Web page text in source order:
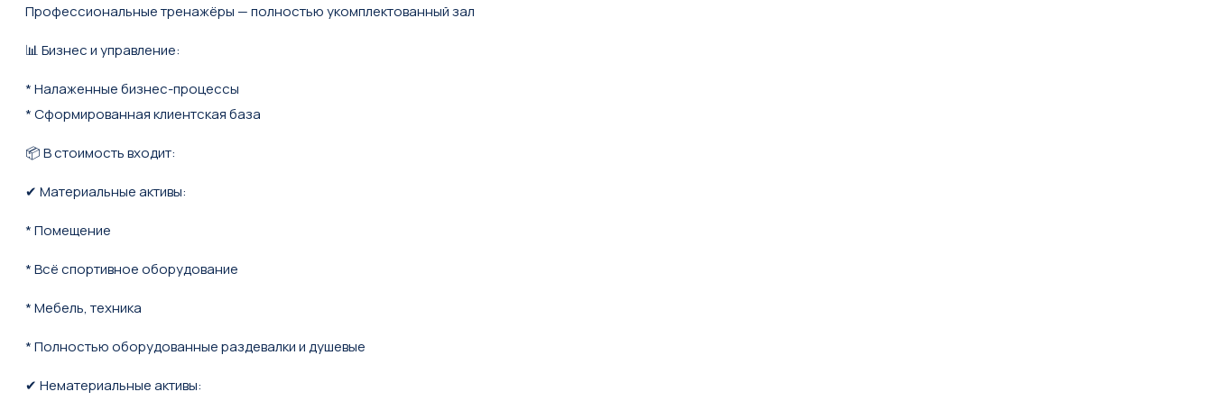
Профессиональные тренажёры — полностью укомплектованный зал
📊 Бизнес и управление:
* Налаженные бизнес-процессы
* Сформированная клиентская база
📦 В стоимость входит:
✔ Материальные активы:
* Помещение
* Всё спортивное оборудование
* Мебель, техника
* Полностью оборудованные раздевалки и душевые
✔ Нематериальные активы: